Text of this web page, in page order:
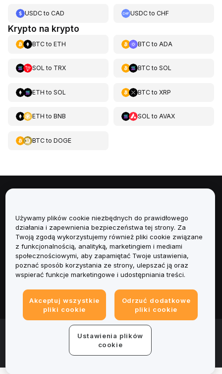
USDCto CAD USDCtoCHF
Krypto na krypto
BTCto ETH BTCto ADA
SOL to TRX BTCto SOL
ETH to SOL BTCto XRP
ETH to BNB SOL to AVAX
BTCto DOGE
Usługi
Obsługa Klienta
Produkty
Informacje prawne
© 2025-2026 Bybit.eu. All rights reserved.
Warunki świadczenia usług | Polityka Prywatności
firmy (Impressum)
Centrum preferencji plików cookie
Używamy plików cookie niezbędnych do prawidłowego
działania i zapewnienia bezpieczeństwa tej strony. Za
Twoją zgodą wykorzystujemy również pliki cookie związane
z funkcjonalnością, analityką, marketingiem i mediami
społecznościowymi, aby zapamiętać Twoje ustawienia,
poznać sposób korzystania ze strony, ulepszać ją oraz
wspierać funkcje marketingowe i udostępniania treści.
Akceptuj wszystkie
pliki cookie
Odrzuć dodatkowe
pliki cookie
Ustawienia plików
cookie